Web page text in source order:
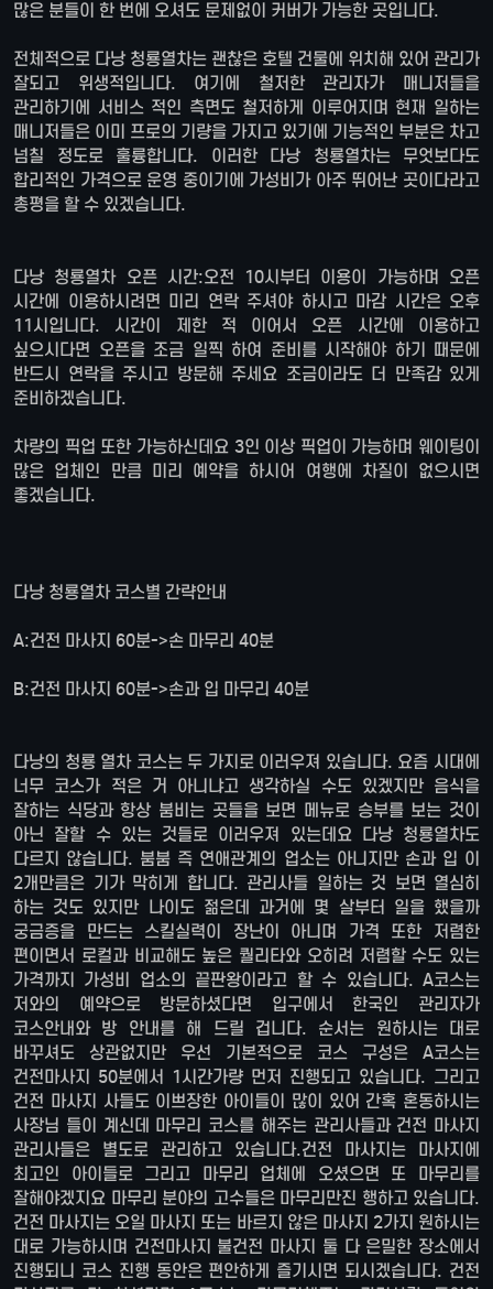
많은 분들이 한 번에 오셔도 문제없이 커버가 가능한 곳입니다.
전체적으로 다낭 청룡열차는 괜찮은 호텔 건물에 위치해 있어 관리가
잘되고 위생적입니다. 여기에 철저한 관리자가 매니저들을
관리하기에 서비스 적인 측면도 철저하게 이루어지며 현재 일하는
매니저들은 이미 프로의 기량을 가지고 있기에 기능적인 부분은 차고
넘칠 정도로 훌륭합니다. 이러한 다낭 청룡열차는 무엇보다도
합리적인 가격으로 운영 중이기에 가성비가 아주 뛰어난 곳이다라고
총평을 할 수 있겠습니다.
다낭 청룡열차 오픈 시간:오전 10시부터 이용이 가능하며 오픈
시간에 이용하시려면 미리 연락 주셔야 하시고 마감 시간은 오후
11시입니다. 시간이 제한 적 이어서 오픈 시간에 이용하고
싶으시다면 오픈을 조금 일찍 하여 준비를 시작해야 하기 때문에
반드시 연락을 주시고 방문해 주세요 조금이라도 더 만족감 있게
준비하겠습니다.
차량의 픽업 또한 가능하신데요 3인 이상 픽업이 가능하며 웨이팅이
많은 업체인 만큼 미리 예약을 하시어 여행에 차질이 없으시면
좋겠습니다.
다낭 청룡열차 코스별 간략안내
A:건전 마사지 60분->손 마무리 40분
B:건전 마사지 60분->손과 입 마무리 40분
다낭의 청룡 열차 코스는 두 가지로 이러우져 있습니다. 요즘 시대에
너무 코스가 적은 거 아니냐고 생각하실 수도 있겠지만 음식을
잘하는 식당과 항상 붐비는 곳들을 보면 메뉴로 승부를 보는 것이
아닌 잘할 수 있는 것들로 이러우져 있는데요 다낭 청룡열차도
다르지 않습니다. 붐붐 즉 연애관계의 업소는 아니지만 손과 입 이
2개만큼은 기가 막히게 합니다. 관리사들 일하는 것 보면 열심히
하는 것도 있지만 나이도 젊은데 과거에 몇 살부터 일을 했을까
궁금증을 만드는 스킬실력이 장난이 아니며 가격 또한 저렴한
편이면서 로컬과 비교해도 높은 퀄리타와 오히려 저렴할 수도 있는
가격까지 가성비 업소의 끝판왕이라고 할 수 있습니다. A코스는
저와의 예약으로 방문하셨다면 입구에서 한국인 관리자가
코스안내와 방 안내를 해 드릴 겁니다. 순서는 원하시는 대로
바꾸셔도 상관없지만 우선 기본적으로 코스 구성은 A코스는
건전마사지 50분에서 1시간가량 먼저 진행되고 있습니다. 그리고
건전 마사지 사들도 이쁘장한 아이들이 많이 있어 간혹 혼동하시는
사장님 들이 계신데 마무리 코스를 해주는 관리사들과 건전 마사지
관리사들은 별도로 관리하고 있습니다.건전 마사지는 마사지에
최고인 아이들로 그리고 마무리 업체에 오셨으면 또 마무리를
잘해야겠지요 마무리 분야의 고수들은 마무리만진 행하고 있습니다.
건전 마사지는 오일 마사지 또는 바르지 않은 마사지 2가지 원하시는
대로 가능하시며 건전마사지 불건전 마사지 둘 다 은밀한 장소에서
진행되니 코스 진행 동안은 편안하게 즐기시면 되시겠습니다. 건전